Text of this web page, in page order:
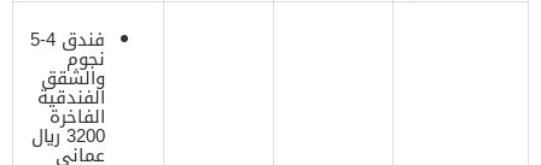
فندق 4-5
نجوم
والشقق
الفندقية
الفاخرة
3200 ريال
عماني